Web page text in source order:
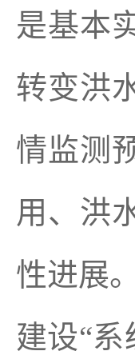
是基本
转变洪
情监测
用、洪
性进展
建设“